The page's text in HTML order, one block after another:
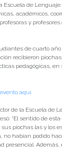
Escuela de Lenguaje
académicos,
y
de cuarto
recibieron
pedagógicas,
aquí.
de la Escuela de
“El sentido de
piochas las y los
no habían podido
presencial.